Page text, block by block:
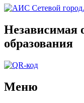
Независимая
образования
Меню